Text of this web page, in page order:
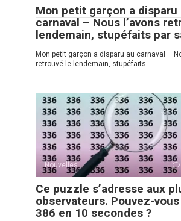
Mon petit garçon a disparu
carnaval – Nous l’avons
lendemain, stupéfaits par
Mon petit garçon a disparu au carnaval –
retrouvé le lendemain, stupéfaits
Nouvelles
Ce puzzle s’adresse aux
observateurs. Pouvez-
386 en 10 secondes ?